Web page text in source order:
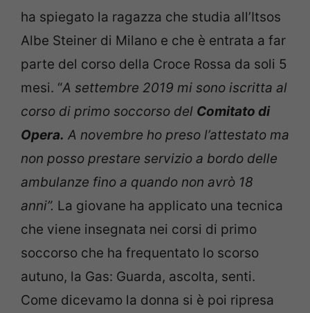
ha spiegato la ragazza che studia all’Itsos
Albe Steiner di Milano e che è entrata a far
parte del corso della Croce Rossa da soli 5
mesi. “A settembre 2019 mi sono iscritta al
corso di primo soccorso del Comitato di
Opera. A novembre ho preso l’attestato ma
non posso prestare servizio a bordo delle
ambulanze fino a quando non avrò 18
anni”. La giovane ha applicato una tecnica
che viene insegnata nei corsi di primo
soccorso che ha frequentato lo scorso
autuno, la Gas: Guarda, ascolta, senti.
Come dicevamo la donna si è poi ripresa